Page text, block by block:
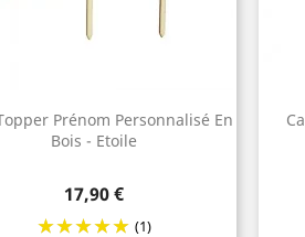
Prénom Personnalisé En
Bois - Etoile
Prix
17,90 €
(1)